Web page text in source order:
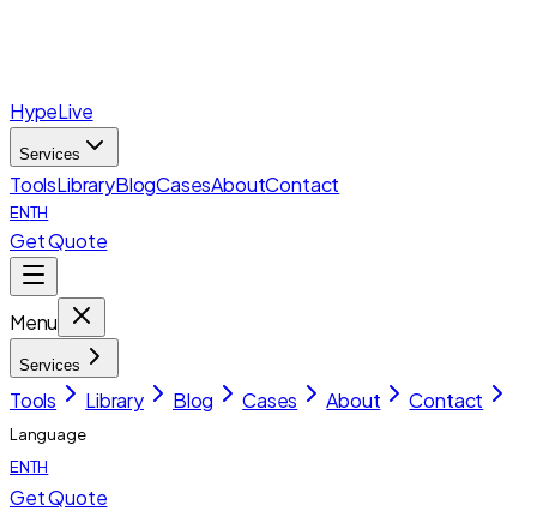
HypeLive
Services
ToolsLibraryBlogCasesAboutContact
ENTH
Get Quote
Menu
Services
Tools Library Blog Cases About Contact
Language
ENTH
Get Quote